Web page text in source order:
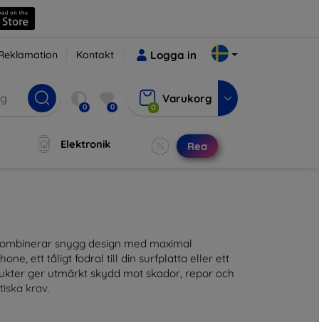
Kontakt Logga in
0 0 0
Varukorg
Elektronik Rea
snygg design med maximal
ett tåligt fodral till din surfplatta eller ett
ger utmärkt skydd mot skador, repor och
krav.